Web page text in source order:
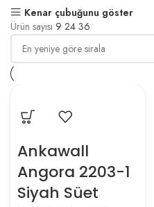
Kenar çubuğunu göster
Ürün sayısı 9 24 36
Ankawall
Angora 2203-1
Siyah Süet